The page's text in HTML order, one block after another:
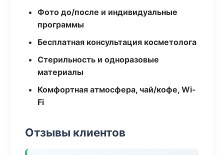
Фото до/после и индивидуальные
программы
Бесплатная консультация косметолога
Стерильность и одноразовые
материалы
Комфортная атмосфера, чай/кофе, Wi-
Fi
Отзывы клиентов